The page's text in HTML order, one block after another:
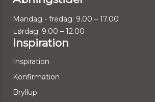
Mandag - fredag: 9.00 – 17.00
Lørdag: 9.00 – 12.00
Inspiration
Inspiration
Konfirmation
Bryllup